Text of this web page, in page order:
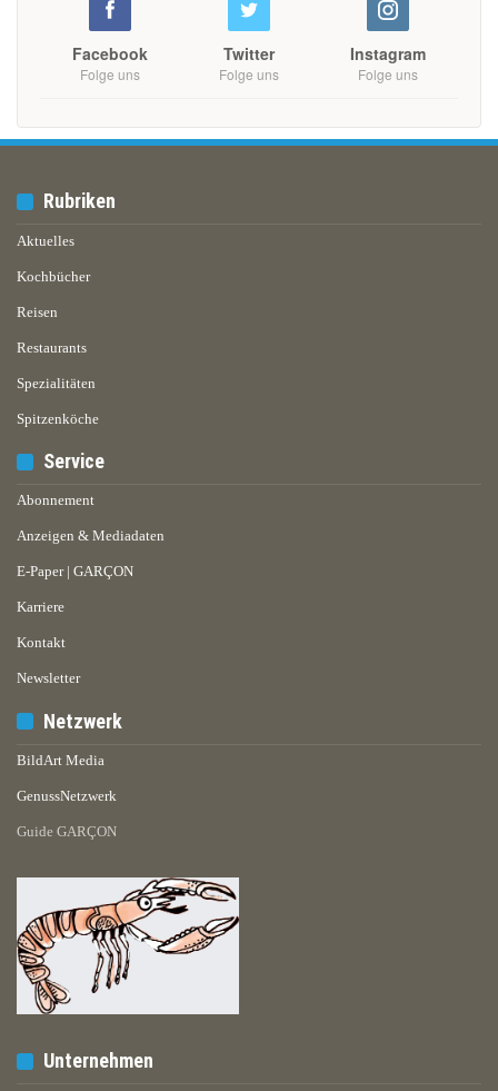
Facebook
Folge uns
Twitter
Folge uns
Instagram
Folge uns
Rubriken
Aktuelles
Kochbücher
Reisen
Restaurants
Spezialitäten
Spitzenköche
Service
Abonnement
Anzeigen & Mediadaten
E-Paper | GARÇON
Karriere
Kontakt
Newsletter
Netzwerk
BildArt Media
GenussNetzwerk
Guide GARÇON
Unternehmen